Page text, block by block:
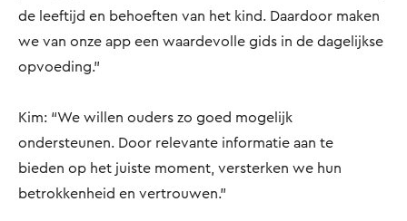
de leeftijd en behoeften van het kind. Daardoor maken
we van onze app een waardevolle gids in de dagelijkse
opvoeding."
Kim: “We willen ouders zo goed mogelijk
ondersteunen. Door relevante informatie aan te
bieden op het juiste moment, versterken we hun
betrokkenheid en vertrouwen.”